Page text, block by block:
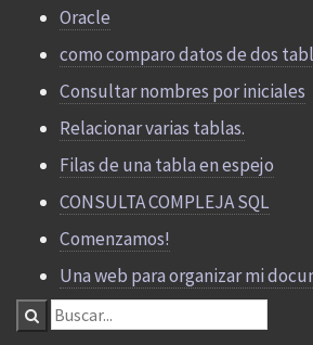
Oracle
como comparo datos de dos
Consultar nombres por iniciales
Relacionar varias tablas.
Filas de una tabla en espejo
CONSULTA COMPLEJA SQL
Comenzamos!
Una web para organizar mi